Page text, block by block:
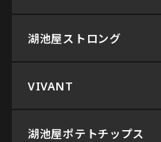
湖池屋ストロング
VIVANT
湖池屋ポテトチップス